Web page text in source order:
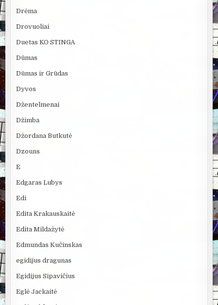
Drėma
Drovuoliai
Duetas KO STINGA
Dūmas
Dūmas ir Grūdas
Dyvos
Džentelmenai
Džimba
Džordana Butkutė
Dzouns
E
Edgaras Lubys
Edi
Edita Krakauskaitė
Edita Mildažytė
Edmundas Kučinskas
egidijus dragunas
Egidijus Sipavičius
Eglė Jackaitė